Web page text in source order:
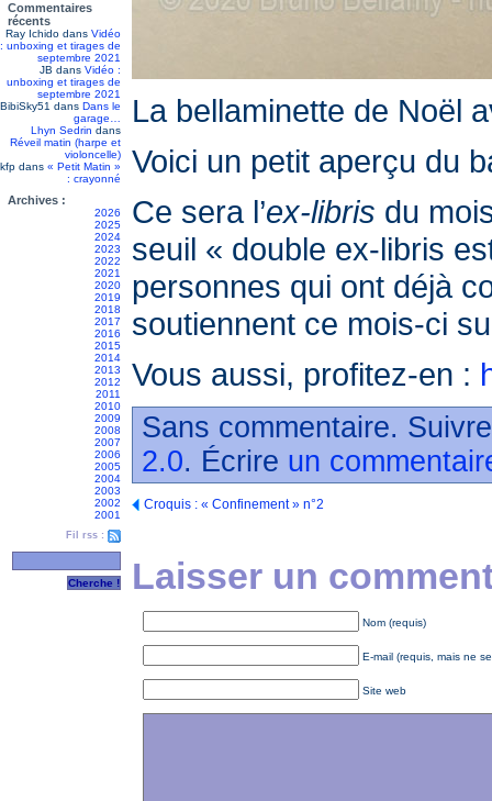
Commentaires
récents
Ray Ichido dans Vidéo
: unboxing et tirages de
septembre 2021
JB dans Vidéo :
unboxing et tirages de
septembre 2021
BibiSky51 dans Dans le
garage…
Lhyn Sedrin dans
Réveil matin (harpe et
violoncelle)
kfp dans « Petit Matin »
: crayonné
Archives :
2026
2025
2024
2023
2022
2021
2020
2019
2018
2017
2016
2015
2014
2013
2012
2011
2010
2009
2008
2007
2006
2005
2004
2003
2002
2001
Fil rss :
La bellaminette de Noël
Voici un petit aperçu du
Ce sera l’ex-libris du
seuil « double ex-libris
personnes qui ont déjà
soutiennent ce mois-ci
Vous aussi, profitez-en :
Sans commentaire.
2.0. Écrire un
Croquis : « Confinement » n°2
Laisser un
Nom (requis)
E-mail (requis, mais ne
Site web